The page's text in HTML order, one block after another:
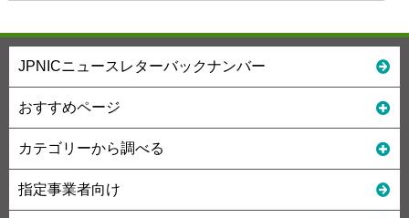
JPNICニュースレターバックナンバー
おすすめページ
カテゴリーから調べる
指定事業者向け